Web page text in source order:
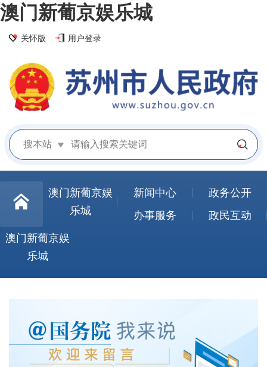
澳门新葡京娱乐城
关怀版 用户登录
搜本站
澳门新葡京娱
乐城
新闻中心
政务公开
办事服务
政民互动
澳门新葡京娱
乐城